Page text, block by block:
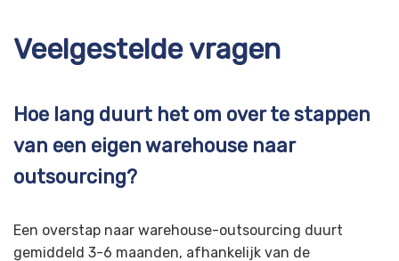
Veelgestelde vragen
Hoe lang duurt het om over te stappen
van een eigen warehouse naar
outsourcing?
Een overstap naar warehouse-outsourcing duurt
gemiddeld 3-6 maanden, afhankelijk van de